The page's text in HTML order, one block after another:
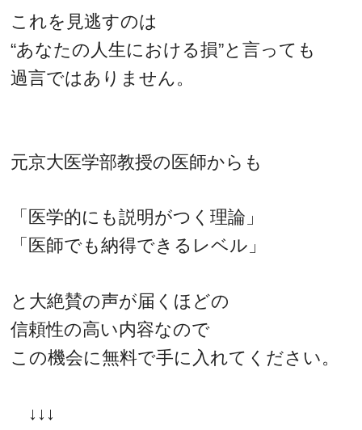
これを見逃すのは
“あなたの人生における損”と言っても
過言ではありません。
元京大医学部教授の医師からも
「医学的にも説明がつく理論」
「医師でも納得できるレベル」
と大絶賛の声が届くほどの
信頼性の高い内容なので
この機会に無料で手に入れてください。
↓↓↓